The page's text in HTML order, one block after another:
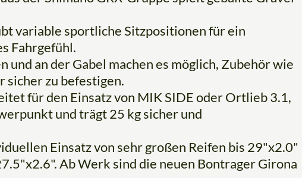
variable sportliche Sitzpositionen für ein
Fahrgefühl.
und an der Gabel machen es möglich, Zubehör wie
sicher zu befestigen.
für den Einsatz von MIK SIDE oder Ortlieb 3.1,
und trägt 25 kg sicher und
Einsatz von sehr großen Reifen bis 29"x2.0"
Ab Werk sind die neuen Bontrager Girona